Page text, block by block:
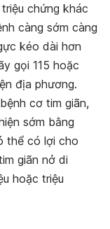
chứng khác
càng sớm càng
kéo dài hơn
gọi 115 hoặc
địa phương.
cơ tim giãn,
sớm bằng
thể có lợi cho
giãn nở di
hoặc triệu